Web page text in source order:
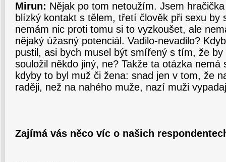
Mirun: Nějak po tom netoužím. Jsem
blízký kontakt s tělem, třetí člověk při sexu by
nemám nic proti tomu si to vyzkoušet, ale
nějaký úžasný potenciál. Vadilo-nevadilo?
pustil, asi bych musel být smířený s tím, že
souložil někdo jiný, ne? Takže ta otázka
kdyby to byl muž či žena: snad jen v tom, že
raději, než na nahého muže, nazí muži
Zajímá vás něco víc o našich